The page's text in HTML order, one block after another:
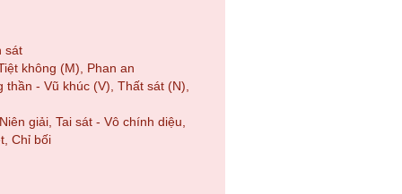
sát
không (M), Phan an
- Vũ khúc (V), Thất sát (N),
giải, Tai sát - Vô chính diệu,
Chỉ bối